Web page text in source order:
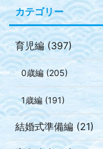
カテゴリー
育児編 (397)
0歳編 (205)
1歳編 (191)
結婚式準備編 (21)